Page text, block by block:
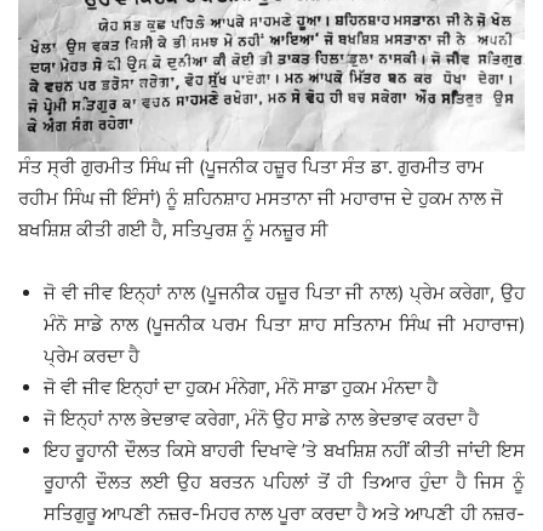
ਸੰਤ ਸ੍ਰੀ ਗੁਰਮੀਤ ਸਿੰਘ ਜੀ (ਪੂਜਨੀਕ ਹਜ਼ੂਰ ਪਿਤਾ ਸੰਤ ਡਾ. ਗੁਰਮੀਤ ਰਾਮ
ਰਹੀਮ ਸਿੰਘ ਜੀ ਇੰਸਾਂ) ਨੂੰ ਸ਼ਹਿਨਸ਼ਾਹ ਮਸਤਾਨਾ ਜੀ ਮਹਾਰਾਜ ਦੇ ਹੁਕਮ ਨਾਲ ਜੋ
ਬਖਸ਼ਿਸ਼ ਕੀਤੀ ਗਈ ਹੈ, ਸਤਿਪੁਰਸ਼ ਨੂੰ ਮਨਜ਼ੂਰ ਸੀ
ਜੋ ਵੀ ਜੀਵ ਇਨ੍ਹਾਂ ਨਾਲ (ਪੂਜਨੀਕ ਹਜ਼ੂਰ ਪਿਤਾ ਜੀ ਨਾਲ) ਪ੍ਰੇਮ ਕਰੇਗਾ, ਉਹ
ਮੰਨੋ ਸਾਡੇ ਨਾਲ (ਪੂਜਨੀਕ ਪਰਮ ਪਿਤਾ ਸ਼ਾਹ ਸਤਿਨਾਮ ਸਿੰਘ ਜੀ ਮਹਾਰਾਜ)
ਪ੍ਰੇਮ ਕਰਦਾ ਹੈ
ਜੋ ਵੀ ਜੀਵ ਇਨ੍ਹਾਂ ਦਾ ਹੁਕਮ ਮੰਨੇਗਾ, ਮੰਨੋ ਸਾਡਾ ਹੁਕਮ ਮੰਨਦਾ ਹੈ
ਜੋ ਇਨ੍ਹਾਂ ਨਾਲ ਭੇਦਭਾਵ ਕਰੇਗਾ, ਮੰਨੋ ਉਹ ਸਾਡੇ ਨਾਲ ਭੇਦਭਾਵ ਕਰਦਾ ਹੈ
ਇਹ ਰੂਹਾਨੀ ਦੌਲਤ ਕਿਸੇ ਬਾਹਰੀ ਦਿਖਾਵੇ ’ਤੇ ਬਖਸ਼ਿਸ਼ ਨਹੀਂ ਕੀਤੀ ਜਾਂਦੀ ਇਸ
ਰੂਹਾਨੀ ਦੌਲਤ ਲਈ ਉਹ ਬਰਤਨ ਪਹਿਲਾਂ ਤੋਂ ਹੀ ਤਿਆਰ ਹੁੰਦਾ ਹੈ ਜਿਸ ਨੂੰ
ਸਤਿਗੁਰੂ ਆਪਣੀ ਨਜ਼ਰ-ਮਿਹਰ ਨਾਲ ਪੂਰਾ ਕਰਦਾ ਹੈ ਅਤੇ ਆਪਣੀ ਹੀ ਨਜ਼ਰ-